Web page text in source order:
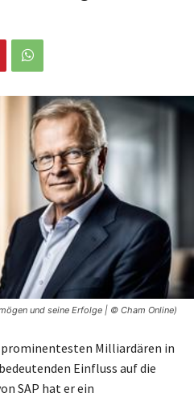
und seine Erfolge | © Cham Online)
Milliardären in
Einfluss auf die
SAP hat er ein